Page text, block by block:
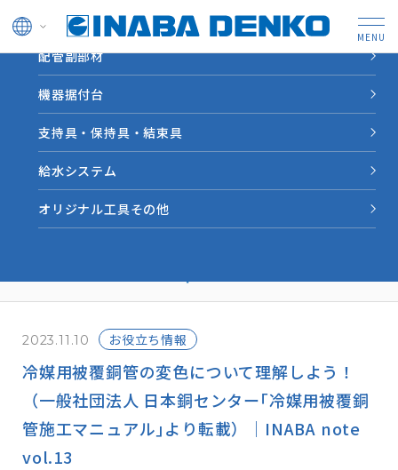
ドレン管
配管副部材
機器据付台
支持具・保持具・結束具
給水システム
オリジナル工具その他
HOME
INABA note
冷媒用被覆銅管の変色について理解しよう！（一般社団法人
日本銅センター｢冷媒用被覆銅管施工マニュアル｣より転載）｜
INABA note vol.13
業界情報やソリューション
事例など因幡電工からの情
2023.11.10 お役立ち情報
冷媒用被覆銅管の変色について理解しよう！
（一般社団法人 日本銅センター｢冷媒用被覆銅
管施工マニュアル｣より転載）｜INABA note
vol.13